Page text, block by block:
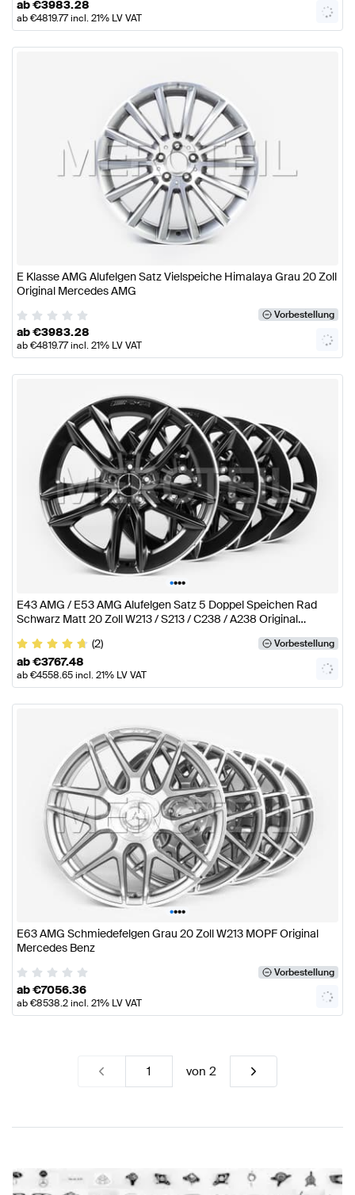
ab€3983.28
ab€4819.77incl. 21% LV VAT
E Klasse AMG Alufelgen Satz Vielspeiche Himalaya Grau 20 Zoll
Original Mercedes AMG
Vorbestellung
ab€3983.28
ab€4819.77incl. 21% LV VAT
••••
E43 AMG / E53 AMG Alufelgen Satz 5 Doppel Speichen Rad
Schwarz Matt 20 Zoll W213 / S213 / C238 / A238 Original
(2) Vorbestellung
ab€3767.48
ab€4558.65incl. 21% LV VAT
••••
E63 AMG Schmiedefelgen Grau 20 Zoll W213 MOPF Original
Mercedes Benz
Vorbestellung
ab€7056.36
ab€8538.2incl. 21% LV VAT
von 2